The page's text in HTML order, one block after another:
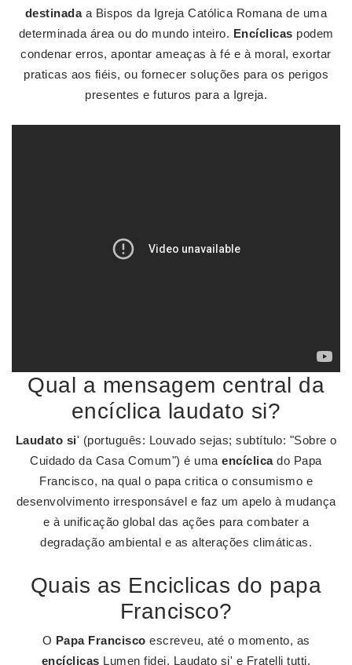
destinadaa Bispos da Igreja Católica Romana de uma
determinada área ou do mundo inteiro. Encíclicas podem
condenar erros, apontar ameaças à fé e à moral, exortar
praticas aos fiéis, ou fornecer soluções para os perigos
presentes e futuros para a Igreja.
Qual a mensagem central da
encíclica laudato si?
Laudato si' (português: Louvado sejas; subtítulo: "Sobre o
Cuidado da Casa Comum") é umaencíclicado Papa
Francisco, na qual o papa critica o consumismo e
desenvolvimento irresponsável e faz um apelo à mudança
e à unificação global das ações para combater a
degradação ambiental e as alterações climáticas.
Quais as Enciclicas do papa
Francisco?
O Papa Francisco escreveu, até o momento, as
encíclicas Lumen fidei, Laudato si' e Fratelli tutti.